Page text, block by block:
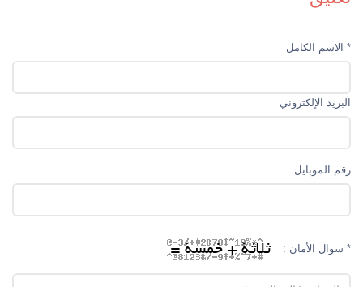
* الاسم الکامل
البريد الإلكتروني
رقم الموبایل
* سوال الأمان :